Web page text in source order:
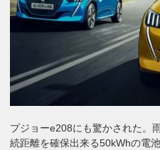
プジョーe208にも驚かされた。
続距離を確保出来る50kWhの電